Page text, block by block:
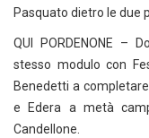
Pasquato dietro le due
QUI PORDENONE –
stesso modulo con
Benedetti a
e Edera a metà
Candellone.